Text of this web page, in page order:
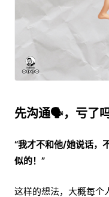
先沟通🗣️，亏了吗
“我才不和他/她说话，
似的！”
这样的想法，大概每个